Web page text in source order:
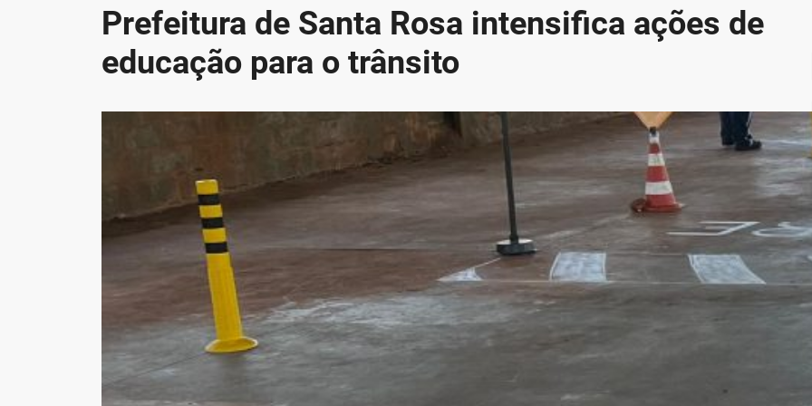
Prefeitura de Santa Rosa intensifica ações de
educação para o trânsito
r